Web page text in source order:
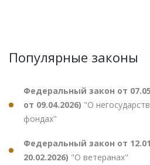
Популярные законы
Федеральный закон от
от 09.04.2026) "О
фондах"
Федеральный закон от
20.02.2026) "О ветеранах"